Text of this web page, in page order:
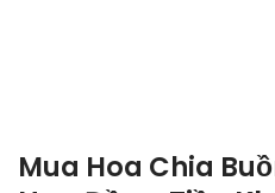
Mua Hoa Chia